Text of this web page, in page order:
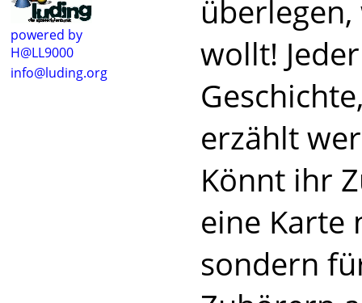
powered by
H@LL9000
info@luding.org
wollt!
erzählt
Könnt ihr
eine Karte
sondern